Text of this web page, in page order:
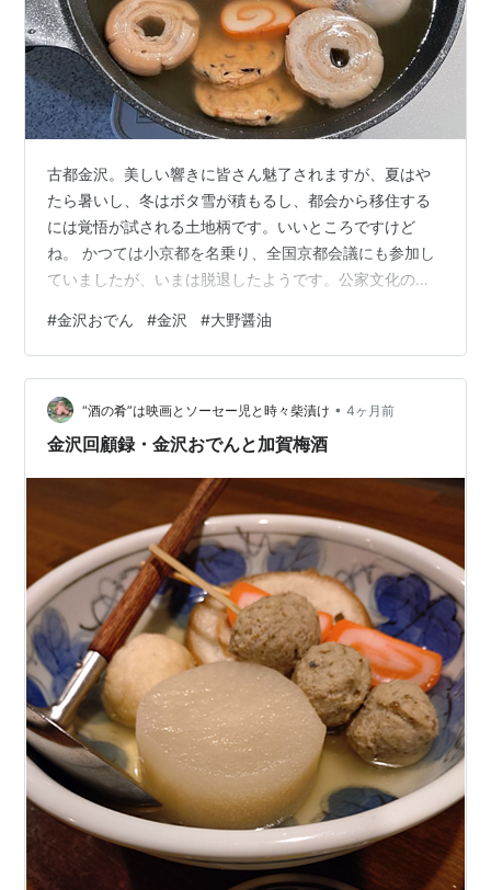
古都金沢。美しい響きに皆さん魅了されますが、夏はや
たら暑いし、冬はボタ雪が積もるし、都会から移住する
には覚悟が試される土地柄です。いいところですけど
ね。 かつては小京都を名乗り、全国京都会議にも参加し
ていましたが、いまは脱退したようです。公家文化の京
よね。 加賀百万石の豊かな農産物、日本海を背景にした
海産物、北前船による交易で、金沢の食は華やかです。
大きく分ければ西日本の、昆布だし中心の、やさしい味
です。 そんな金沢生まれの両親のもとに育ったので、刺
激や塩味ではなく、素材の旨みを生かした薄味がデフォ
#金沢おでん #金沢 #大野醤油
“酒の肴”は映画とソーセー児と時々柴漬け • 4ヶ月前
金沢回顧録・金沢おでんと加賀梅酒